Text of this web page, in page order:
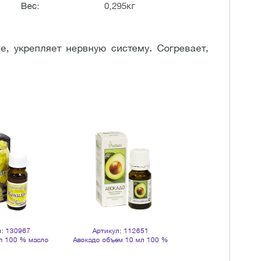
Вес: 0,295кг
укрепляет нервную систему. Согревает,
130967
100 % масло
Артикул: 112651
Авокадо объем 10 мл 100 %